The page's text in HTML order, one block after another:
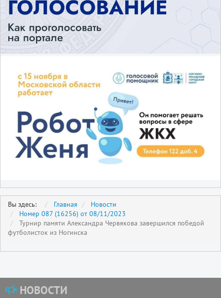
Вы здесь: Главная
Новости
Номер 087 (16256) от 08/11/2023
Турнир памяти Александра Червякова завершился победой
футболисток из Ногинска
НОВОСТИ